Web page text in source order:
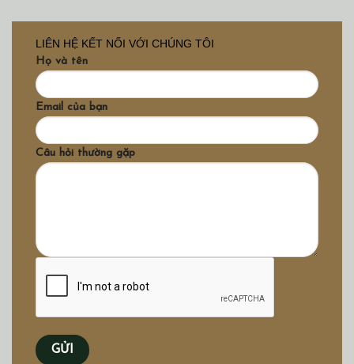
LIÊN HỆ KẾT NỐI VỚI CHÚNG TÔI
Họ và tên
Email của bạn
Câu hỏi thường gặp